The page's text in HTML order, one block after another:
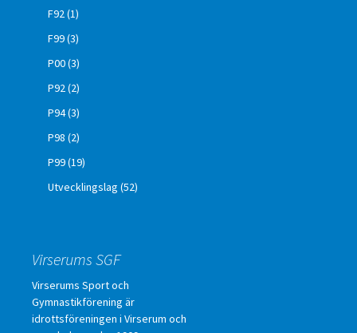
F92(1)
F99(3)
P00(3)
P92(2)
P94(3)
P98 (2)
P99(19)
Utvecklingslag (52)
Virserums SGF
Virserums Sport och
Gymnastikförening är
idrottsföreningen i Virserum och